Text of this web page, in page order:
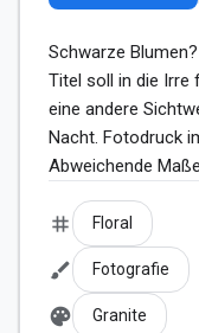
Schwarze
Titel soll in die Irre
eine andere
Nacht. Fotodruck
Abweichende
tag Floral
brush Fotografie
palette Granite